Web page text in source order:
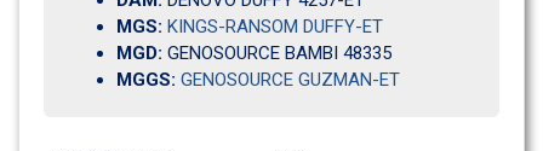
MGS: KINGS-RANSOM DUFFY-ET
MGD: GENOSOURCE BAMBI 48335
MGGS: GENOSOURCE GUZMAN-ET